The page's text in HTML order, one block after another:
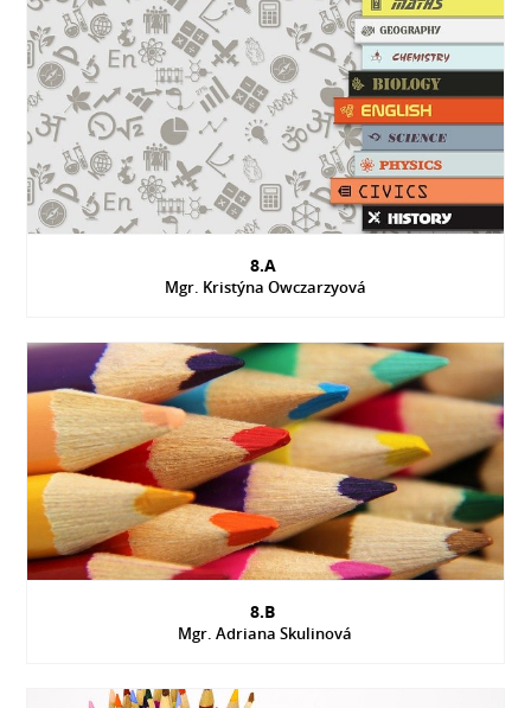
8.A
Mgr. Kristýna Owczarzyová
8.B
Mgr. Adriana Skulinová